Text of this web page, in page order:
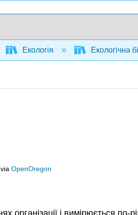
Екологія Екологічна
OpenOregon